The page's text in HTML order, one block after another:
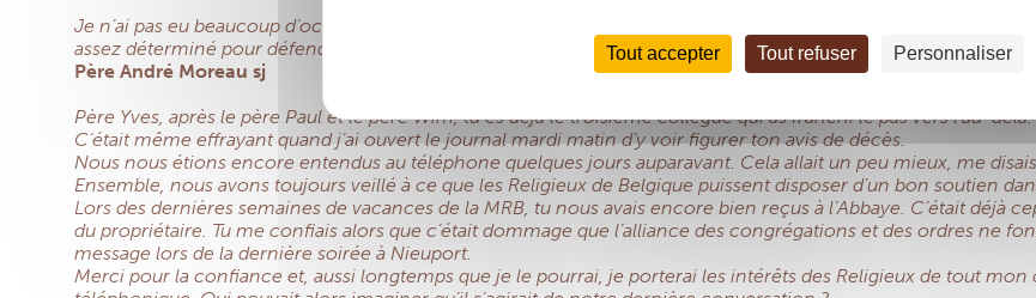
Tout accepter Tout refuser Personnaliser
Je n’ai pas eu beaucoup d’occasions de rencontrer le Père Serck en dehors des réunions. Je garde en tout
assez déterminé pour défendre les « droits » des religieux.
Père André Moreau sj
Père Yves, après le père Paul et le père Wim, tu es déjà le troisième collègue qui as franchi le pas vers l’au-delà.
C’était même effrayant quand j’ai ouvert le journal mardi matin d’y voir figurer ton avis de décès.
Nous nous étions encore entendus au téléphone quelques jours auparavant. Cela allait un peu mieux, me
Ensemble, nous avons toujours veillé à ce que les Religieux de Belgique puissent disposer d’un bon soutien
Lors des dernières semaines de vacances de la MRB, tu nous avais encore bien reçus à l’Abbaye. C’était déjà
du propriétaire. Tu me confiais alors que c’était dommage que l’alliance des congrégations et des ordres ne
message lors de la dernière soirée à Nieuport.
Merci pour la confiance et, aussi longtemps que je le pourrai, je porterai les intérêts des Religieux de tout